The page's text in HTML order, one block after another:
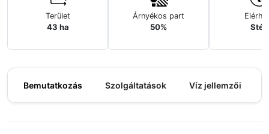
Terület
43 ha
Árnyékos part
50% Stég
Bemutatkozás Szolgáltatások Víz jellemzői